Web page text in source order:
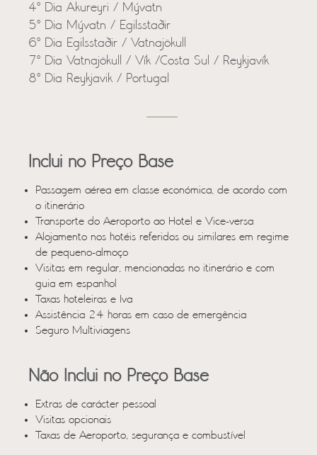
4º Dia Akureyri / Mývatn
5º Dia Mývatn / Egilsstaðir
6º Dia Egilsstaðir / Vatnajökull
7º Dia Vatnajökull / Vík /Costa Sul / Reykjavík
8º Dia Reykjavik / Portugal
Inclui no Preço Base
Passagem aérea em classe económica, de acordo com
o itinerário
Transporte do Aeroporto ao Hotel e Vice-versa
Alojamento nos hotéis referidos ou similares em regime
de pequeno-almoço
Visitas em regular, mencionadas no itinerário e com
guia em espanhol
Taxas hoteleiras e Iva
Assistência 24 horas em caso de emergência
Seguro Multiviagens
Não Inclui no Preço Base
Extras de carácter pessoal
Visitas opcionais
Taxas de Aeroporto, segurança e combustível